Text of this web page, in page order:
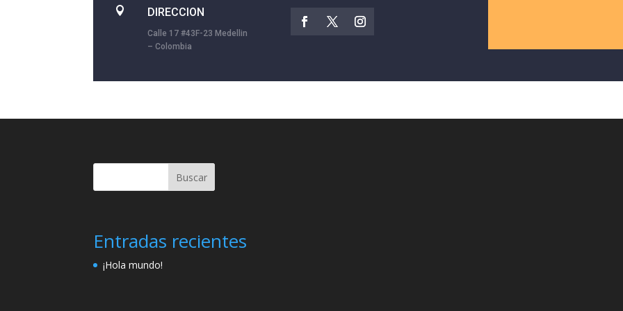
 DIRECCION
Calle 17 #43F-23 Medellin
– Colombia
Buscar
Entradas recientes
¡Hola mundo!